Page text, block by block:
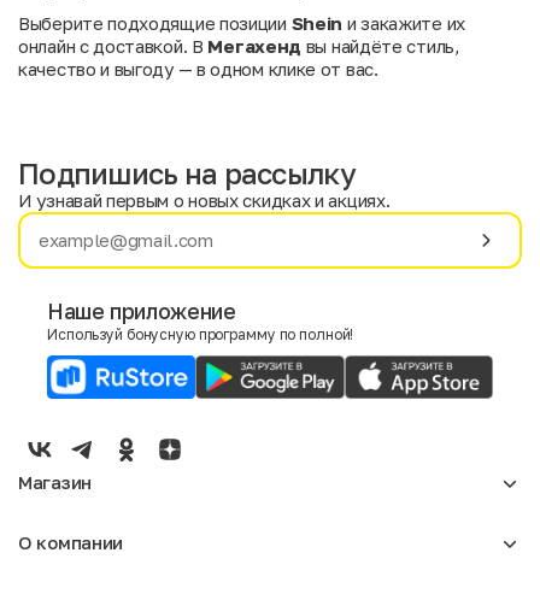
Выберите подходящие позиции Shein и закажите их
онлайн с доставкой. В Мегахенд вы найдёте стиль,
качество и выгоду — в одном клике от вас.
Имя
E-mail
Мужской
Женский
Подпишись на рассылку
И узнавай первым о новых скидках и акциях.
Наше приложение
Используй бонусную программу по полной!
Магазин
Мужское
О компании